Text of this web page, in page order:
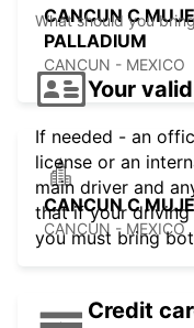
CANCUN C
PALLADIUM
CANCUN - MEXICO
CANCUN C
CANCUN - MEXICO
What should you
Your
If needed - an
license or an
main driver and
that if your driving
you must bring
Credit